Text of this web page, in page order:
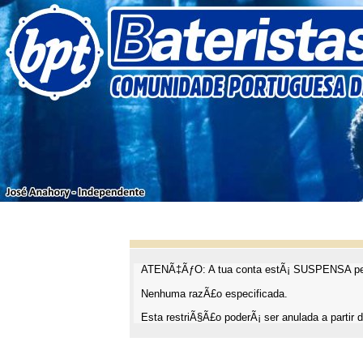
ATENÃ‡ÃƒO: A tua conta estÃ¡ SUSPENSA
Nenhuma razÃ£o especificada.
Esta restriÃ§Ã£o poderÃ¡ ser anulada a partir